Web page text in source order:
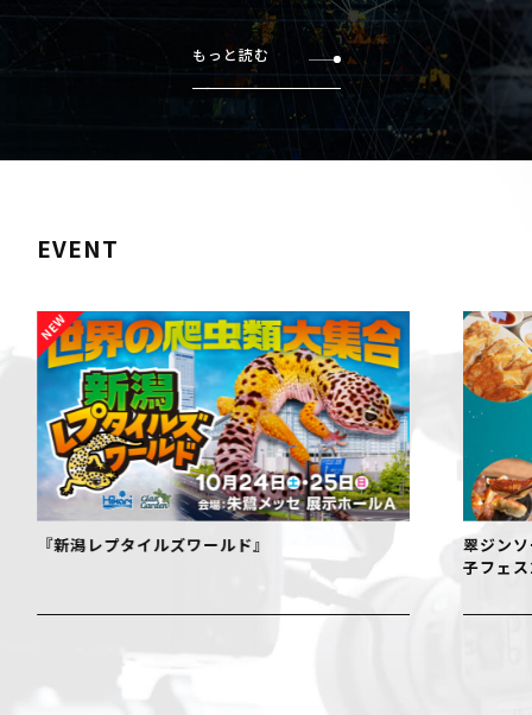
もっと読む
EVENT
『新潟レプタイルズワールド』
翠ジン
子フェ